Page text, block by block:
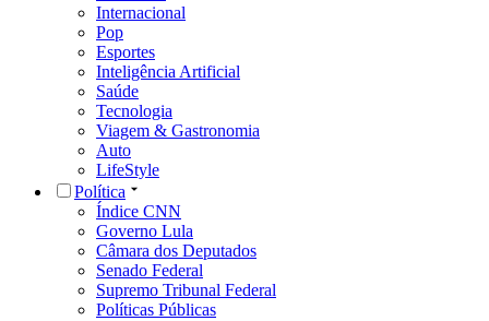
Internacional
Pop
Esportes
Inteligência Artificial
Saúde
Tecnologia
Viagem & Gastronomia
Auto
LifeStyle
Política
Índice CNN
Governo Lula
Câmara dos Deputados
Senado Federal
Supremo Tribunal Federal
Políticas Públicas